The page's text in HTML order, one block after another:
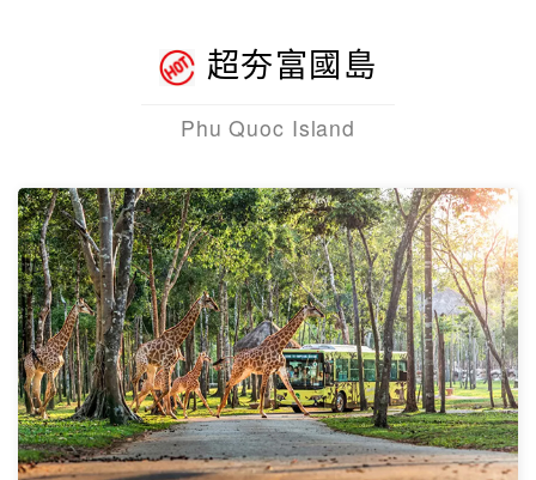
超夯富國島
Phu Quoc Island